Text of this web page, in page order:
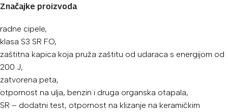
Značajke proizvoda
radne cipele,
klasa S3 SR FO,
zaštitna kapica koja pruža zaštitu od udaraca s energijom od
200 J,
zatvorena peta,
otpornost na ulja, benzin i druga organska otapala,
SR – dodatni test, otpornost na klizanje na keramičkim